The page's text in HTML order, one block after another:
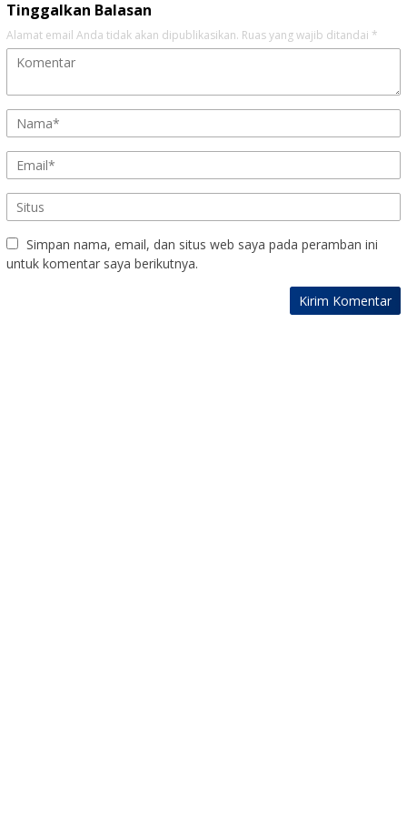
Tinggalkan Balasan
Alamat email Anda tidak akan dipublikasikan. Ruas yang wajib ditandai *
Simpan nama, email, dan situs web saya pada peramban ini
untuk komentar saya berikutnya.